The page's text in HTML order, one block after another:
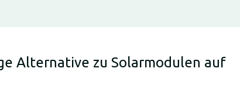
Alternative zu Solarmodulen auf